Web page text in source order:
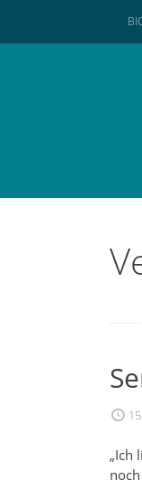
„Ich